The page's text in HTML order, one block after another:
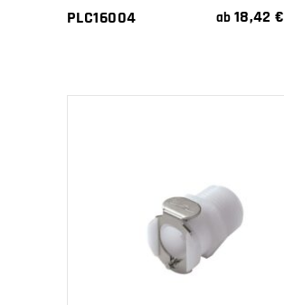
PLC16004 ab 18,42€
IN DEN WARENKORB